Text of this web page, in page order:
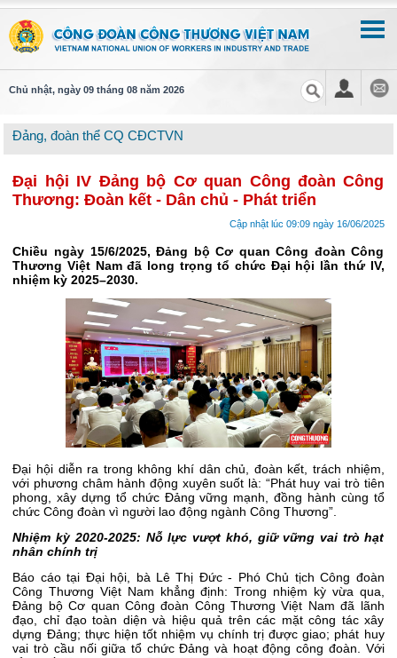
Chủ nhật, ngày 09 tháng 08 năm 2026
Đảng, đoàn thể CQ CĐCTVN
Đại hội IV Đảng bộ Cơ quan Công đoàn Công
Thương: Đoàn kết - Dân chủ - Phát triển
Cập nhật lúc 09:09 ngày 16/06/2025
Chiều ngày 15/6/2025, Đảng bộ Cơ quan Công đoàn Công
Thương Việt Nam đã long trọng tổ chức Đại hội lần thứ IV,
nhiệm kỳ 2025–2030.
Đại hội diễn ra trong không khí dân chủ, đoàn kết, trách nhiệm,
với phương châm hành động xuyên suốt là: “Phát huy vai trò tiên
phong, xây dựng tổ chức Đảng vững mạnh, đồng hành cùng tổ
chức Công đoàn vì người lao động ngành Công Thương”.
Nhiệm kỳ 2020-2025: Nỗ lực vượt khó, giữ vững vai trò hạt
nhân chính trị
Báo cáo tại Đại hội, bà Lê Thị Đức - Phó Chủ tịch Công đoàn
Công Thương Việt Nam khẳng định: Trong nhiệm kỳ vừa qua,
Đảng bộ Cơ quan Công đoàn Công Thương Việt Nam đã lãnh
đạo, chỉ đạo toàn diện và hiệu quả trên các mặt công tác xây
dựng Đảng; thực hiện tốt nhiệm vụ chính trị được giao; phát huy
vai trò cầu nối giữa tổ chức Đảng và hoạt động công đoàn. Với